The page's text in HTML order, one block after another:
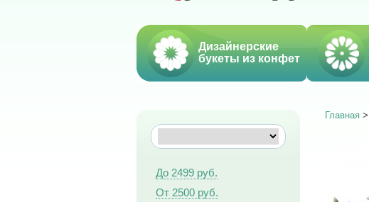
Дизайнерские
букеты из конфет
До 2499 руб.
От 2500 руб.
Главная >